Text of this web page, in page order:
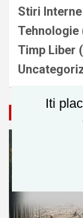
Stiri Interne
Tehnologie
Timp Liber
Natura si
Iti